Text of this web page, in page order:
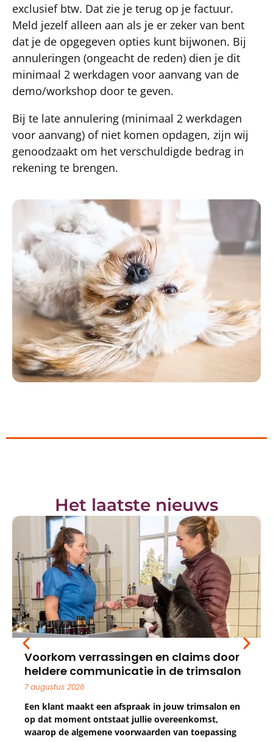
exclusief btw. Dat zie je terug op je factuur.
Meld jezelf alleen aan als je er zeker van bent
dat je de opgegeven opties kunt bijwonen. Bij
annuleringen (ongeacht de reden) dien je dit
minimaal 2 werkdagen voor aanvang van de
demo/workshop door te geven.
Bij te late annulering (minimaal 2 werkdagen
voor aanvang) of niet komen opdagen, zijn wij
genoodzaakt om het verschuldigde bedrag in
rekening te brengen.
Het laatste nieuws
en claims door
in de trimsalon
in jouw trimsalon en
jullie overeenkomst,
van toepassing
Conceptverslag
online
Het conceptverslag
Ledenvergadering
in te zien voor leden.